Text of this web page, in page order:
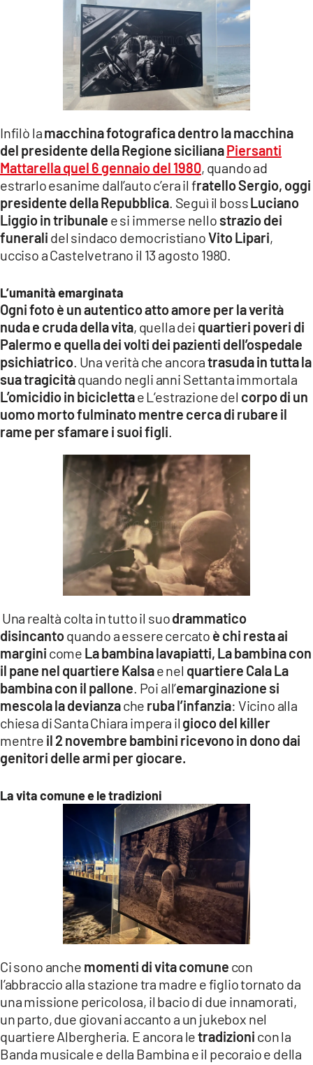
Infilò lamacchina fotografica dentro la macchina
del presidente della Regione sicilianaPiersanti
Mattarella quel 6 gennaio del 1980, quando ad
estrarlo esanime dall’auto c’era il fratello Sergio, oggi
presidente della Repubblica. Seguì il bossLuciano
Liggio in tribunale e si immerse nello strazio dei
funerali del sindaco democristianoVito Lipari,
ucciso a Castelvetrano il 13 agosto 1980.
L’umanità emarginata
Ogni foto è un autentico atto amore per la verità
nuda e cruda della vita, quella dei quartieri poveri di
Palermo e quella dei volti dei pazienti dell’ospedale
psichiatrico. Una verità che ancoratrasuda in tutta la
sua tragicitàquando negli anni Settanta immortala
L’omicidio in biciclettae L’estrazione del corpo di un
uomo morto fulminato mentre cerca di rubare il
rame per sfamare i suoi figli.
Una realtà colta in tutto il suodrammatico
disincantoquando a essere cercato è chi resta ai
margini come La bambina lavapiatti, La bambina con
il pane nel quartiere Kalsae nel quartiere Cala La
bambina con il pallone. Poi all’emarginazione si
mescola la devianzache ruba l’infanzia: Vicino alla
chiesa di Santa Chiara impera il gioco del killer
mentre il 2 novembre bambini ricevono in dono dai
genitori delle armi per giocare.
La vita comune e le tradizioni
Ci sono anche momenti di vita comune con
l’abbraccio alla stazione tra madre e figlio tornato da
una missione pericolosa, il bacio di due innamorati,
un parto, due giovani accanto a un jukebox nel
quartiere Albergheria. E ancora letradizioni con la
Banda musicale e della Bambina e il pecoraio e della